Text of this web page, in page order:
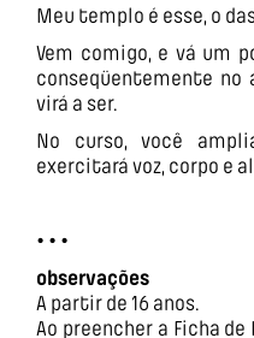
Meu templo é esse, o
Vem comigo, e vá um
conseqüentemente no
virá a ser.
No curso, você
exercitará voz, corpo e
• • •
observações
A partir de 16 anos.
Ao preencher a Ficha